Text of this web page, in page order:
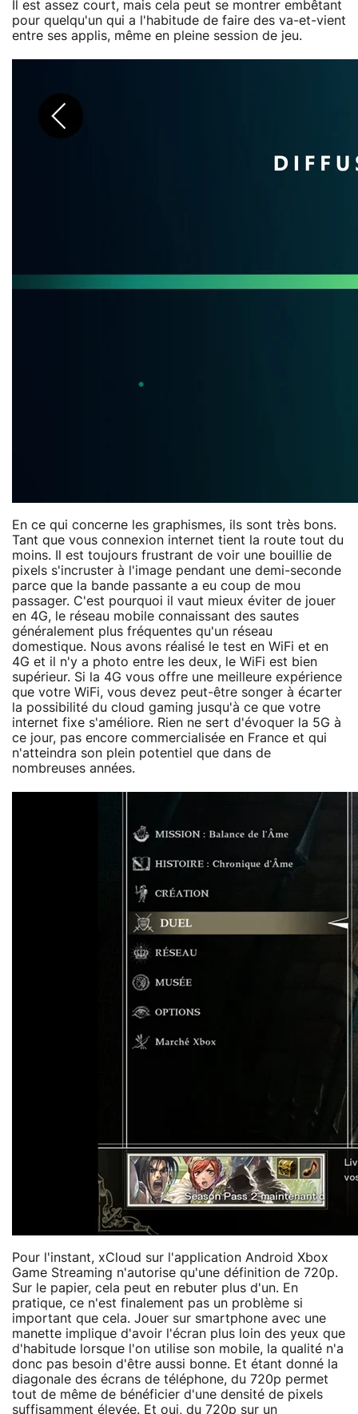
Il est assez court, mais cela peut se montrer embêtant
pour quelqu'un qui a l'habitude de faire des va-et-vient
entre ses applis, même en pleine session de jeu.
En ce qui concerne les graphismes, ils sont très bons.
Tant que vous connexion internet tient la route tout du
moins. Il est toujours frustrant de voir une bouillie de
pixels s'incruster à l'image pendant une demi-seconde
parce que la bande passante a eu coup de mou
passager. C'est pourquoi il vaut mieux éviter de jouer
en 4G, le réseau mobile connaissant des sautes
généralement plus fréquentes qu'un réseau
domestique. Nous avons réalisé le test en WiFi et en
4G et il n'y a photo entre les deux, le WiFi est bien
supérieur. Si la 4G vous offre une meilleure expérience
que votre WiFi, vous devez peut-être songer à écarter
la possibilité du cloud gaming jusqu'à ce que votre
internet fixe s'améliore. Rien ne sert d'évoquer la 5G à
ce jour, pas encore commercialisée en France et qui
n'atteindra son plein potentiel que dans de
nombreuses années.
Pour l'instant, xCloud sur l'application Android Xbox
Game Streaming n'autorise qu'une définition de 720p.
Sur le papier, cela peut en rebuter plus d'un. En
pratique, ce n'est finalement pas un problème si
important que cela. Jouer sur smartphone avec une
manette implique d'avoir l'écran plus loin des yeux que
d'habitude lorsque l'on utilise son mobile, la qualité n'a
donc pas besoin d'être aussi bonne. Et étant donné la
diagonale des écrans de téléphone, du 720p permet
tout de même de bénéficier d'une densité de pixels
suffisamment élevée. Et oui, du 720p sur un